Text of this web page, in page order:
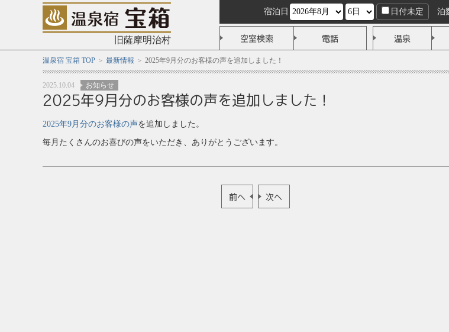
旧薩摩明治村
宿泊日 日付未定 泊
空室検索 電話 温泉
温泉宿 宝箱 TOP 最新情報 2025年9月分のお客様の声を追加しました！
2025.10.04 お知らせ
2025年9月分のお客様の声を追加しました！
2025年9月分のお客様の声を追加しました。
毎月たくさんのお喜びの声をいただき、ありがとうございます。
前へ 次へ